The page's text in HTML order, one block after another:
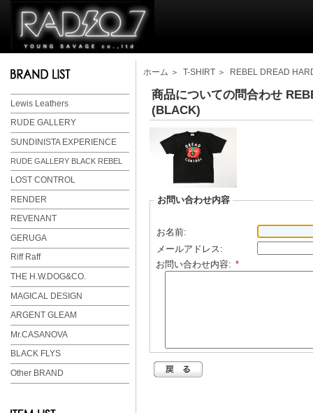
Lewis Leathers
RUDE GALLERY
SUNDINISTA EXPERIENCE
RUDE GALLERY BLACK REBEL
LOST CONTROL
RENDER
REVENANT
GERUGA
Riff Raff
THE H.W.DOG&CO.
MAGICAL DESIGN
ARGENT GLEAM
Mr.CASANOVA
BLACK FLYS
Other BRAND
ホーム ＞ T-SHIRT ＞ REBEL DREAD
商品についての問合わせ
(BLACK)
お問い合わせ内容
お名前:
メールアドレス:
お問い合わせ内容: *